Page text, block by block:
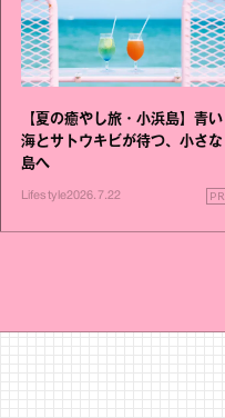
【夏の癒やし旅・小浜島】青い
海とサトウキビが待つ、小さな
島へ
Lifestyle2026.7.22 PR